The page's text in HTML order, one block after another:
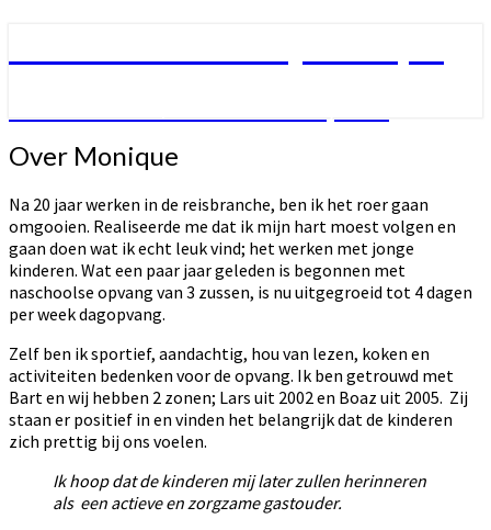
Over
Monique
Over Monique
Na 20 jaar werken in de reisbranche, ben ik het roer gaan
omgooien. Realiseerde me dat ik mijn hart moest volgen en
gaan doen wat ik echt leuk vind; het werken met jonge
kinderen. Wat een paar jaar geleden is begonnen met
naschoolse opvang van 3 zussen, is nu uitgegroeid tot 4 dagen
per week dagopvang.
Zelf ben ik sportief, aandachtig, hou van lezen, koken en
activiteiten bedenken voor de opvang. Ik ben getrouwd met
Bart en wij hebben 2 zonen; Lars uit 2002 en Boaz uit 2005. Zij
staan er positief in en vinden het belangrijk dat de kinderen
zich prettig bij ons voelen.
Ik hoop dat de kinderen mij later zullen herinneren
als een actieve en zorgzame gastouder.